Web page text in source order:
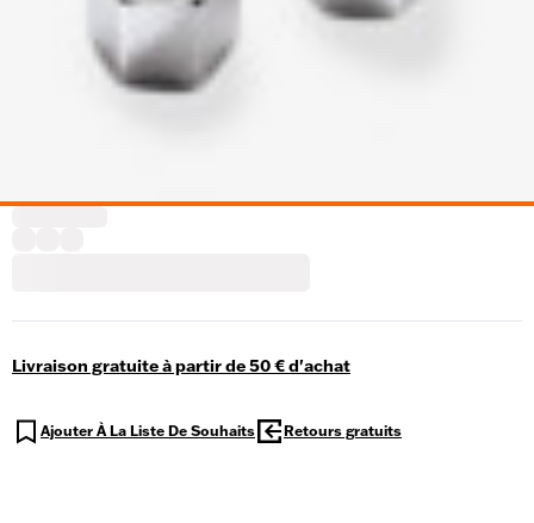
Livraison gratuite à partir de 50 € d'achat
Ajouter À La Liste De Souhaits Retours gratuits